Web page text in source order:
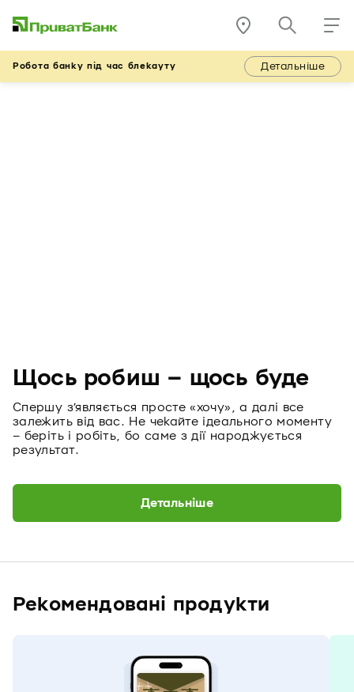
Робота банку під час блекауту Детальніше
Щось робиш – щось буде
Спершу з’являється просте «хочу», а далі все
залежить від вас. Не чекайте ідеального моменту
– беріть і робіть, бо саме з дії народжується
результат.
Детальніше
Рекомендовані продукти